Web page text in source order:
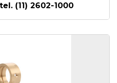
(11) 2602-1000